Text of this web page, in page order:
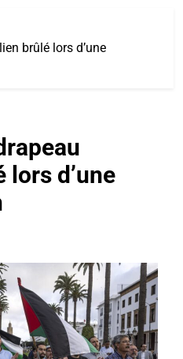
brûlé lors d’une
lors d’une